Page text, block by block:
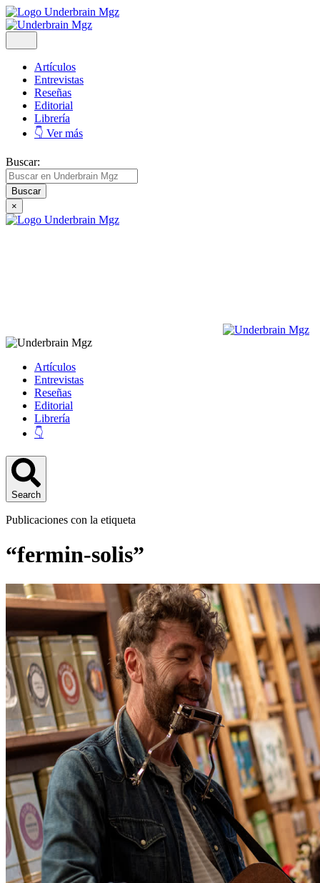
Artículos
Entrevistas
Reseñas
Editorial
Librería
👇 Ver más
Buscar:
×
Artículos
Entrevistas
Reseñas
Editorial
Librería
👇
Search
Publicaciones con la etiqueta
“fermin-solis”